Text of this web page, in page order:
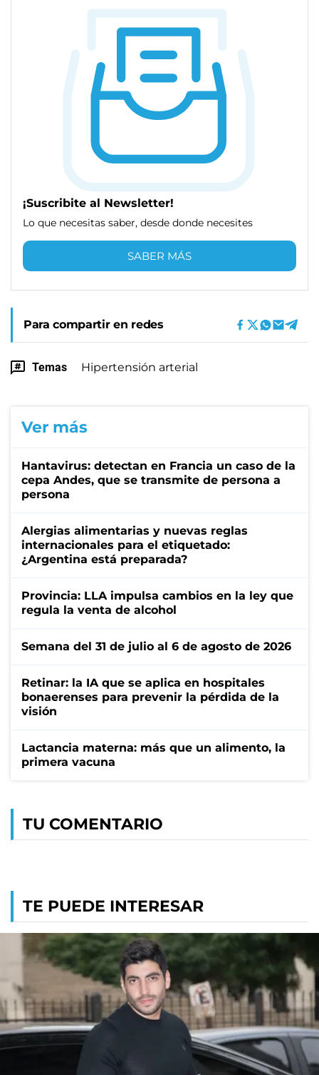
¡Suscribite al Newsletter!
Lo que necesitas saber, desde donde necesites
SABER MÁS
Para compartir en redes
Temas Hipertensión arterial
Ver más
Hantavirus: detectan en Francia un caso de la
cepa Andes, que se transmite de persona a
persona
Alergias alimentarias y nuevas reglas
internacionales para el etiquetado:
¿Argentina está preparada?
Provincia: LLA impulsa cambios en la ley que
regula la venta de alcohol
Semana del 31 de julio al 6 de agosto de 2026
Retinar: la IA que se aplica en hospitales
bonaerenses para prevenir la pérdida de la
visión
Lactancia materna: más que un alimento, la
primera vacuna
TU COMENTARIO
TE PUEDE INTERESAR